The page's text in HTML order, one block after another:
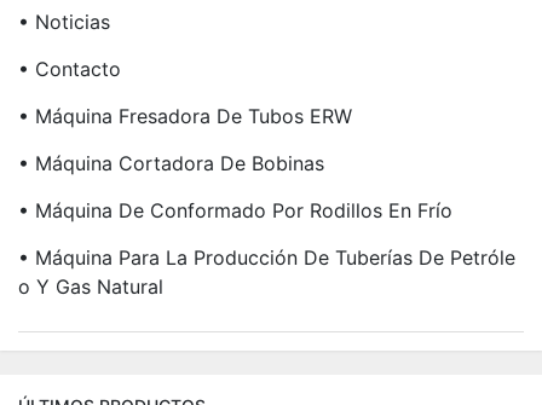
• Noticias
• Contacto
• Máquina Fresadora De Tubos ERW
• Máquina Cortadora De Bobinas
• Máquina De Conformado Por Rodillos En Frío
• Máquina Para La Producción De Tuberías De Petróle
O Y Gas Natural